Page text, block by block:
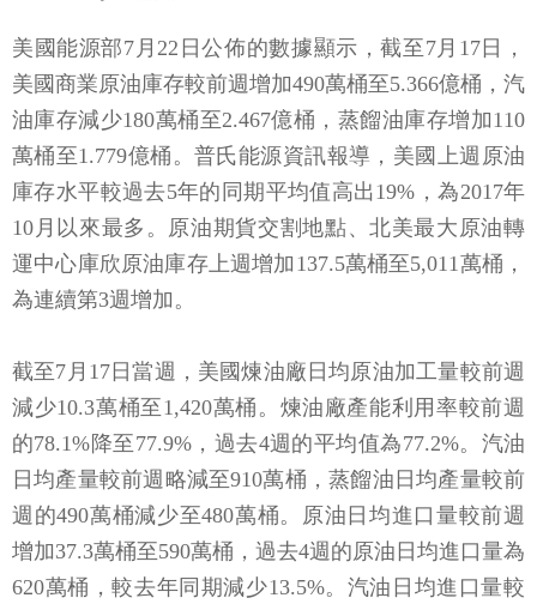
美國能源部7月22日公佈的數據顯示，截至7月17日，
美國商業原油庫存較前週增加490萬桶至5.366億桶，汽
油庫存減少180萬桶至2.467億桶，蒸餾油庫存增加110
萬桶至1.779億桶。普氏能源資訊報導，美國上週原油
庫存水平較過去5年的同期平均值高出19%，為2017年
10月以來最多。原油期貨交割地點、北美最大原油轉
運中心庫欣原油庫存上週增加137.5萬桶至5,011萬桶，
為連續第3週增加。
截至7月17日當週，美國煉油廠日均原油加工量較前週
減少10.3萬桶至1,420萬桶。煉油廠產能利用率較前週
的78.1%降至77.9%，過去4週的平均值為77.2%。汽油
日均產量較前週略減至910萬桶，蒸餾油日均產量較前
週的490萬桶減少至480萬桶。原油日均進口量較前週
增加37.3萬桶至590萬桶，過去4週的原油日均進口量為
620萬桶，較去年同期減少13.5%。汽油日均進口量較